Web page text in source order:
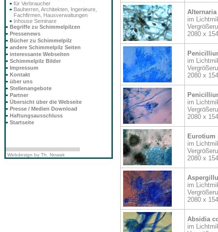
im
2080 x
im
2080 x
im
2080 x
Eurotium
im
2080 x
im
2080 x
Absidia
im
für Verbraucher
Bauherren, Architekten, Ingenieure,
Fachfirmen, Hausverwaltungen
Inhouse Seminare
Begriffe zu Schimmelpilzen
Pressenews
Bücher zu Schimmelpilz
andere Schimmelpilz Seiten
interessante Webseiten
Schimmelpilz Bilder
Impressum
Kontakt
über uns
Stellenangebote
Partner
Übersicht über die Webseite
Presse / Medien Download
Haftungsausschluss
Startseite
Webdesign by Th. Nowak